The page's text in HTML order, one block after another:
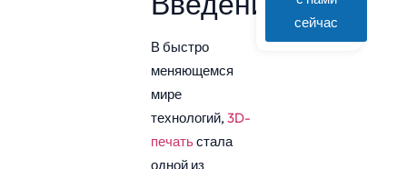
В быстро
меняющемся
мире
технологий, 3D-
печатьстала
одной из
сейчас